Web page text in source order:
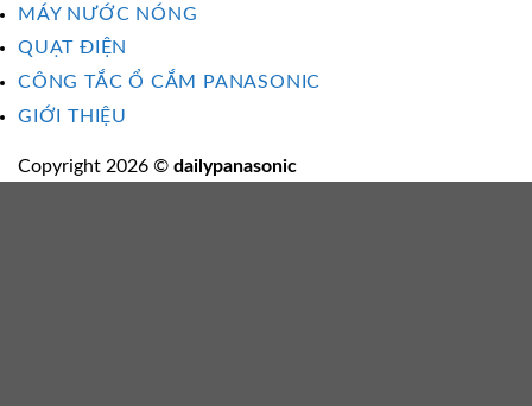
MÁY NƯỚC NÓNG
QUẠT ĐIỆN
CÔNG TẮC Ổ CẮM PANASONIC
GIỚI THIỆU
Copyright 2026 © dailypanasonic